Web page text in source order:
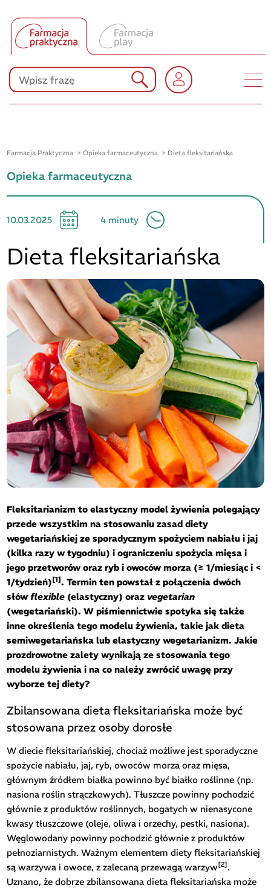
Produkty Polpharmy
KONKURSY
Farmacja Praktyczna Opieka farmaceutyczna Dieta fleksitariańska
Opieka farmaceutyczna
10.03.2025 4 minuty
Dieta fleksitariańska
Fleksitarianizm to elastyczny model żywienia polegający
przede wszystkim na stosowaniu zasad diety
wegetariańskiej ze sporadycznym spożyciem nabiału i jaj
(kilka razy w tygodniu) i ograniczeniu spożycia mięsa i
jego przetworów oraz ryb i owoców morza (≥ 1/miesiąc i <
1/tydzień)[1]. Termin ten powstał z połączenia dwóch
słówflexible (elastyczny) oraz vegetarian
(wegetariański). W piśmiennictwie spotyka się także
inne określenia tego modelu żywienia, takie jak dieta
semiwegetariańska lub elastyczny wegetarianizm. Jakie
prozdrowotne zalety wynikają ze stosowania tego
modelu żywienia i na co należy zwrócić uwagę przy
wyborze tej diety?
Zbilansowana dieta fleksitariańska może być
stosowana przez osoby dorosłe
W diecie fleksitariańskiej, chociaż możliwe jest sporadyczne
spożycie nabiału, jaj, ryb, owoców morza oraz mięsa,
głównym źródłem białka powinno być białko roślinne (np.
nasiona roślin strączkowych). Tłuszcze powinny pochodzić
głównie z produktów roślinnych, bogatych w nienasycone
kwasy tłuszczowe (oleje, oliwa i orzechy, pestki, nasiona).
Węglowodany powinny pochodzić głównie z produktów
pełnoziarnistych. Ważnym elementem diety fleksitariańskiej
są warzywa i owoce, z zalecaną przewagą warzyw[2].
Uznano, że dobrze zbilansowana dieta fleksitariańska może